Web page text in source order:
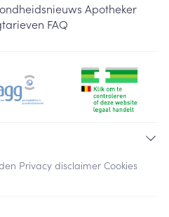
Apotheker
FAQ
Privacy disclaimer Cookies